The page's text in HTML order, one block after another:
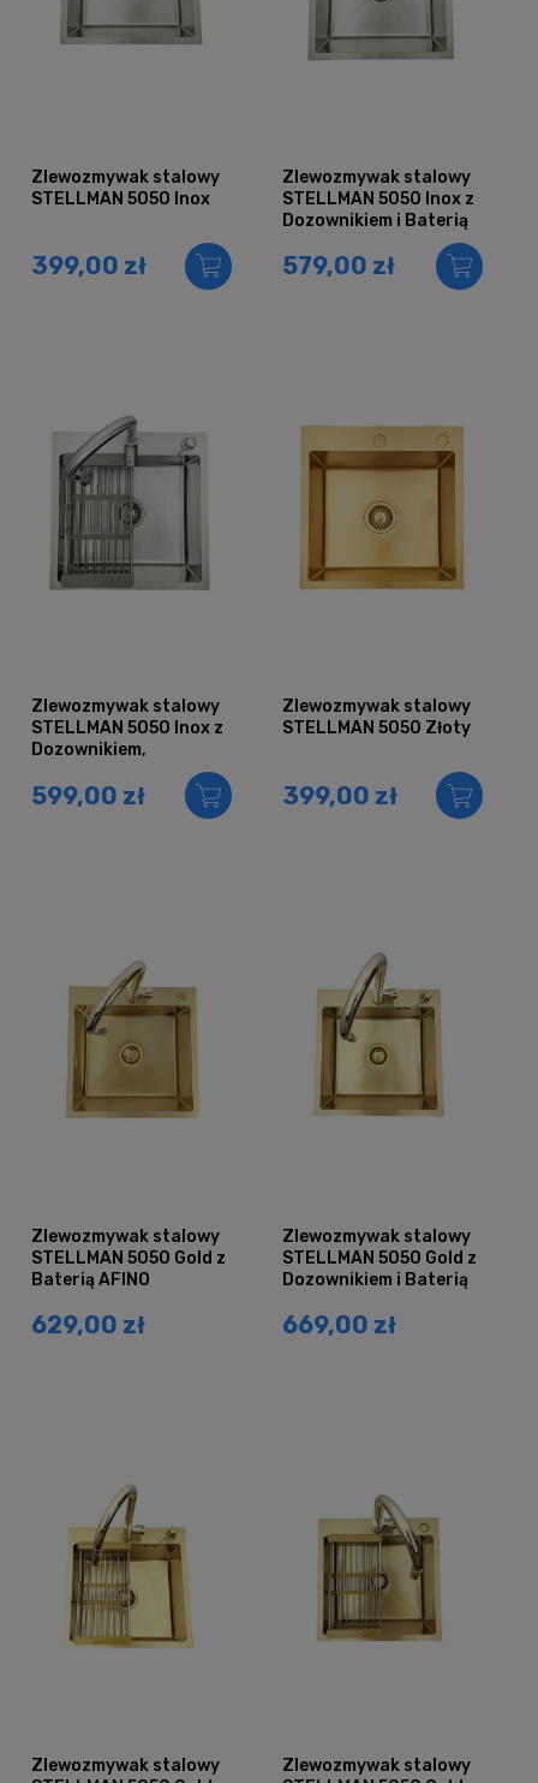
Zlewozmywak stalowy
STELLMAN 5050 Inox
399,00 zł
Zlewozmywak stalowy
STELLMAN 5050 Inox z
Dozownikiem i Baterią
579,00 zł
Zlewozmywak stalowy
STELLMAN 5050 Inox z
Dozownikiem,
Koszykiem i Baterią
AFINA
599,00 zł
Zlewozmywak stalowy
STELLMAN 5050 Złoty
399,00 zł
Zlewozmywak stalowy
STELLMAN 5050 Gold z
Baterią AFINO
629,00 zł
Zlewozmywak stalowy
STELLMAN 5050 Gold z
Dozownikiem i Baterią
669,00 zł
Zlewozmywak stalowy
Zlewozmywak stalowy